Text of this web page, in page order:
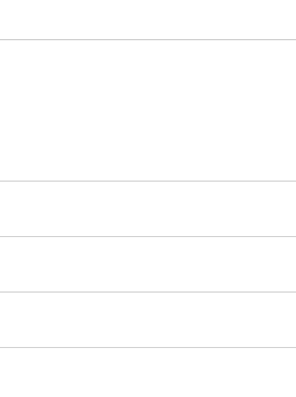
receive the dividend. If you
the dividend to all eligible
for either the ex-dividend date or
yield (that’s the annual
because Metcash Ltd is focused
為持有其股票的獎勵. 這是企業與
票.
股票, 將無法獲得即將發放的股息.
收到的股息繳納稅款. 若以股票形
源及銀行業. 典型代表包括：